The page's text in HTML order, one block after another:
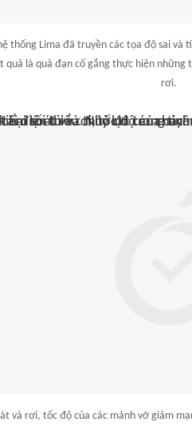
thống Lima đã truyền các tọa độ sai
quả là quả đạn cố gắng thực hiện
rơi.
và rơi, tốc độ của các mảnh vỡ giảm